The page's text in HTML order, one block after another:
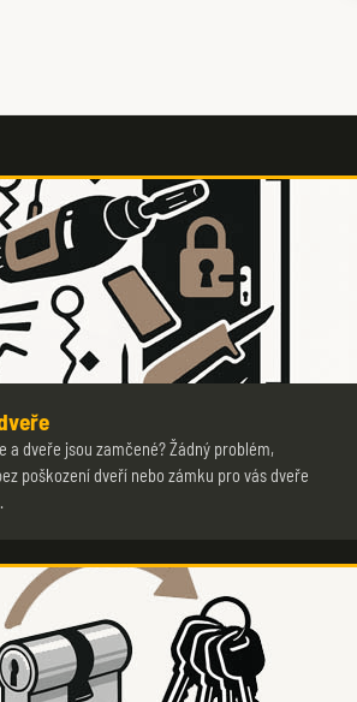
a dveře jsou zamčené? Žádný problém,
poškození dveří nebo zámku pro vás dveře